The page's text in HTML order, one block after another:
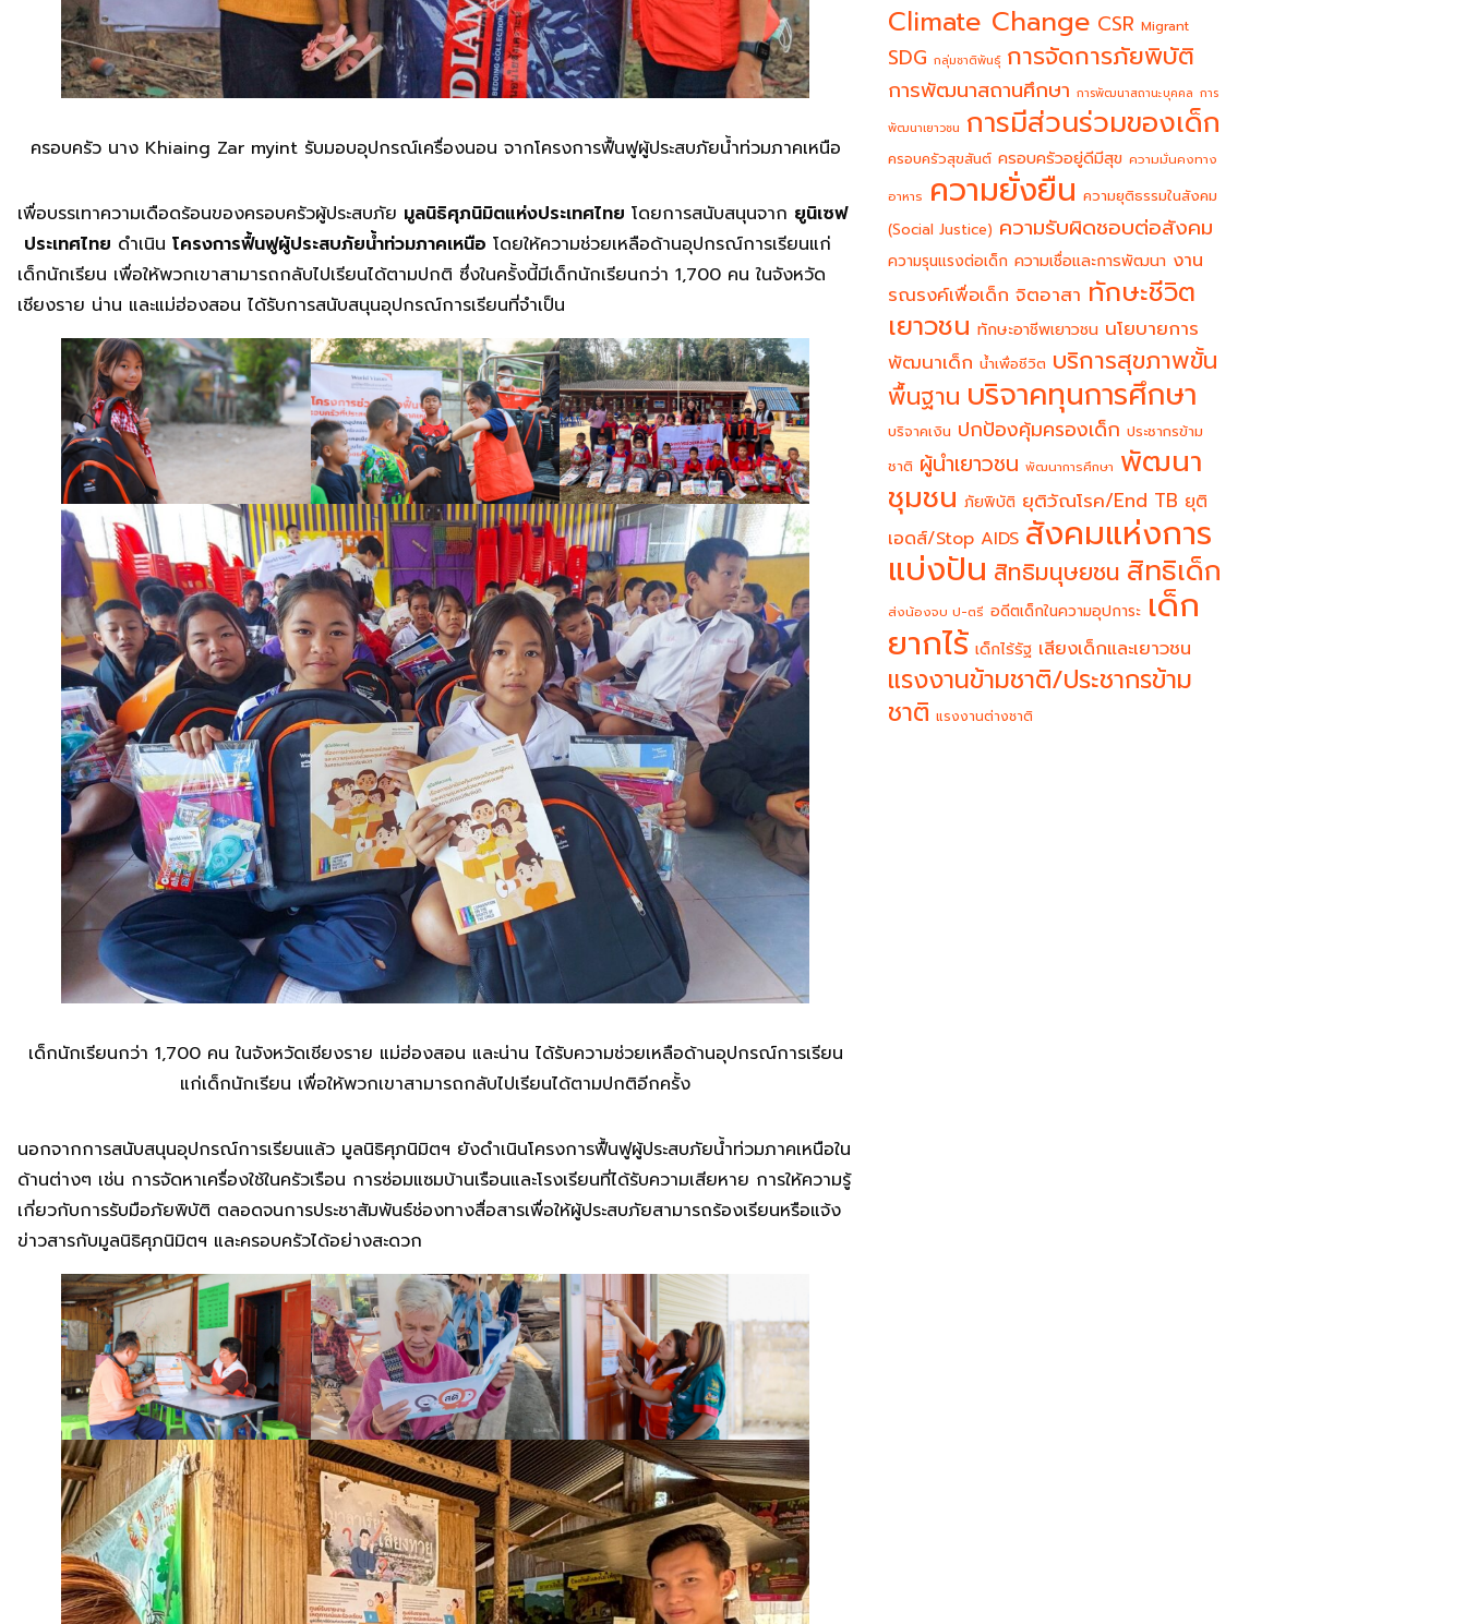
ครอบครัว นาง Khiaing Zar myint รับมอบอุปกรณ์เครื่องนอน จากโครงการฟื้นฟูผู้ประสบภัยน้ำท่วมภาคเหนือ
เพื่อบรรเทาความเดือดร้อนของครอบครัวผู้ประสบภัย มูลนิธิศุภนิมิตแห่งประเทศไทย โดยการสนับสนุนจาก ยูนิเซฟ
ประเทศไทย ดำเนิน โครงการฟื้นฟูผู้ประสบภัยน้ำท่วมภาคเหนือ โดยให้ความช่วยเหลือด้านอุปกรณ์การเรียนแก่
เด็กนักเรียน เพื่อให้พวกเขาสามารถกลับไปเรียนได้ตามปกติ ซึ่งในครั้งนี้มีเด็กนักเรียนกว่า 1,700 คน ในจังหวัด
เชียงราย น่าน และแม่ฮ่องสอน ได้รับการสนับสนุนอุปกรณ์การเรียนที่จำเป็น
เด็กนักเรียนกว่า 1,700 คน ในจังหวัดเชียงราย แม่ฮ่องสอน และน่าน ได้รับความช่วยเหลือด้านอุปกรณ์การเรียน
แก่เด็กนักเรียน เพื่อให้พวกเขาสามารถกลับไปเรียนได้ตามปกติอีกครั้ง
นอกจากการสนับสนุนอุปกรณ์การเรียนแล้ว มูลนิธิศุภนิมิตฯ ยังดำเนินโครงการฟื้นฟูผู้ประสบภัยน้ำท่วมภาคเหนือใน
ด้านต่างๆ เช่น การจัดหาเครื่องใช้ในครัวเรือน การซ่อมแซมบ้านเรือนและโรงเรียนที่ได้รับความเสียหาย การให้ความรู้
เกี่ยวกับการรับมือภัยพิบัติ ตลอดจนการประชาสัมพันธ์ช่องทางสื่อสารเพื่อให้ผู้ประสบภัยสามารถร้องเรียนหรือแจ้ง
ข่าวสารกับมูลนิธิศุภนิมิตฯ และครอบครัวได้อย่างสะดวก
Climate Change CSR Migrant
SDG กลุ่มชาติพันธุ์ การจัดการภัยพิบัติ
การพัฒนาสถานศึกษา การพัฒนาสถานะบุคคล การ
พัฒนาเยาวชน การมีส่วนร่วมของเด็ก
ครอบครัวสุขสันต์ ครอบครัวอยู่ดีมีสุข ความมั่นคงทาง
อาหาร ความยั่งยืน ความยุติธรรมในสังคม
(Social Justice) ความรับผิดชอบต่อสังคม
ความรุนแรงต่อเด็ก ความเชื่อและการพัฒนา งาน
รณรงค์เพื่อเด็ก จิตอาสา ทักษะชีวิต
เยาวชน ทักษะอาชีพเยาวชน นโยบายการ
พัฒนาเด็ก น้ำเพื่อชีวิต บริการสุขภาพขั้น
พื้นฐาน บริจาคทุนการศึกษา
บริจาคเงิน ปกป้องคุ้มครองเด็ก ประชากรข้าม
ชาติ ผู้นำเยาวชน พัฒนาการศึกษา พัฒนา
ชุมชน ภัยพิบัติ ยุติวัณโรค/End TB ยุติ
เอดส์/Stop AIDS สังคมแห่งการ
แบ่งปัน สิทธิมนุษยชน สิทธิเด็ก
ส่งน้องจบ ป-ตรี อดีตเด็กในความอุปการะ เด็ก
ยากไร้ เด็กไร้รัฐ เสียงเด็กและเยาวชน
แรงงานข้ามชาติ/ประชากรข้าม
ชาติ แรงงานต่างชาติ